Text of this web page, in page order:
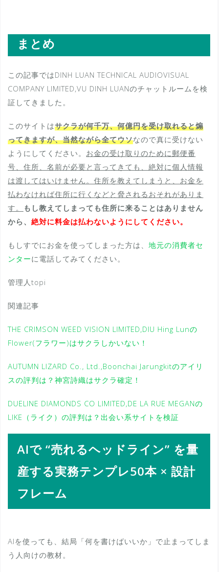
まとめ
この記事ではDINH LUAN TECHNICAL AUDIOVISUAL
COMPANY LIMITED,VU DINH LUANのチャットルームを検
証してきました。
このサイトはサクラが何千万、何億円を受け取れると煽
ってきますが、当然ながら全てウソなので真に受けない
ようにしてください。 お金の受け取りのために郵便番
号、住所、名前が必要と言ってきても、絶対に個人情報
は渡してはいけません。住所を教えてしまうと、お金を
払わなければ住所に行くなどと脅されるおそれがありま
す。
もし教えてしまっても住所に来ることはありません
から、 絶対に料金は払わないようにしてください。
もしすでにお金を使ってしまった方は、 地元の消費者セ
ンターに電話してみてください。
管理人topi
関連記事
THE CRIMSON WEED VISION LIMITED,DIU Hing Lunの
Flower(フラワー)はサクラしかいない！
AUTUMN LIZARD Co., Ltd.,Boonchai Jarungkitのアイリ
スの評判は？神宮詩織はサクラ確定！
DUELINE DIAMONDS CO LIMITED,DE LA RUE MEGANの
LIKE（ライク）の評判は？出会い系サイトを検証
AIで “売れるヘッドライン” を量
産する実務テンプレ50本 × 設計
フレーム
AIを使っても、結局「何を書けばいいか」で止まってしま
う人向けの教材。